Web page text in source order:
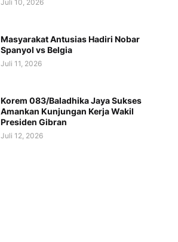
Juli 10, 2026
Masyarakat Antusias Hadiri Nobar
Spanyol vs Belgia
Juli 11, 2026
Korem 083/Baladhika Jaya Sukses
Amankan Kunjungan Kerja Wakil
Presiden Gibran
Juli 12, 2026